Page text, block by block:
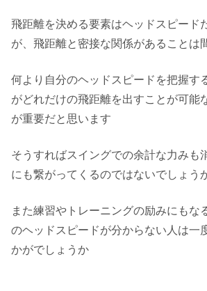
飛距離を決める要素はヘッドスピード
が、飛距離と密接な関係があることは
何より自分のヘッドスピードを把握す
がどれだけの飛距離を出すことが可能
が重要だと思います
そうすればスイングでの余計な力みも
にも繋がってくるのではないでしょう
また練習やトレーニングの励みにもな
のヘッドスピードが分からない人は一
かがでしょうか